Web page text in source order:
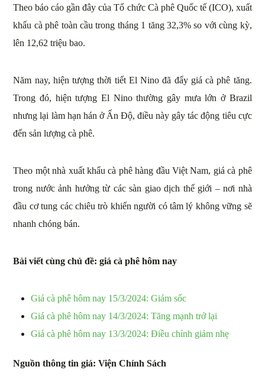
Theo báo cáo gần đây của Tổ chức Cà phê Quốc tế (ICO), xuất
khẩu cà phê toàn cầu trong tháng 1 tăng 32,3% so với cùng kỳ,
lên 12,62 triệu bao.
Năm nay, hiện tượng thời tiết El Nino đã đẩy giá cà phê tăng.
Trong đó, hiện tượng El Nino thường gây mưa lớn ở Brazil
nhưng lại làm hạn hán ở Ấn Độ, điều này gây tác động tiêu cực
đến sản lượng cà phê.
Theo một nhà xuất khẩu cà phê hàng đầu Việt Nam, giá cà phê
trong nước ảnh hưởng từ các sàn giao dịch thế giới – nơi nhà
đầu cơ tung các chiêu trò khiến người có tâm lý không vững sẽ
nhanh chóng bán.
Bài viết cùng chủ đề: giá cà phê hôm nay
Giá cà phê hôm nay 15/3/2024: Giảm sốc
Giá cà phê hôm nay 14/3/2024: Tăng mạnh trở lại
Giá cà phê hôm nay 13/3/2024: Điều chỉnh giảm nhẹ
Nguồn thông tin giá: Viện Chính Sách